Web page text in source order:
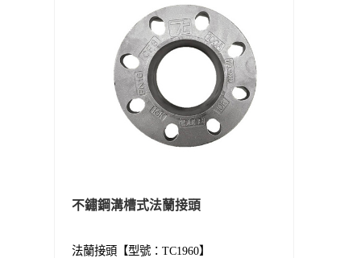
不鏽鋼溝槽式法蘭接頭
法蘭接頭【型號：TC1960】